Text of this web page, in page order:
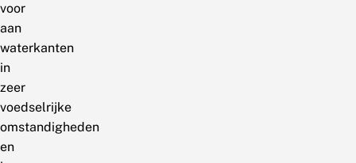
voor
aan
waterkanten
in
zeer
voedselrijke
omstandigheden
en